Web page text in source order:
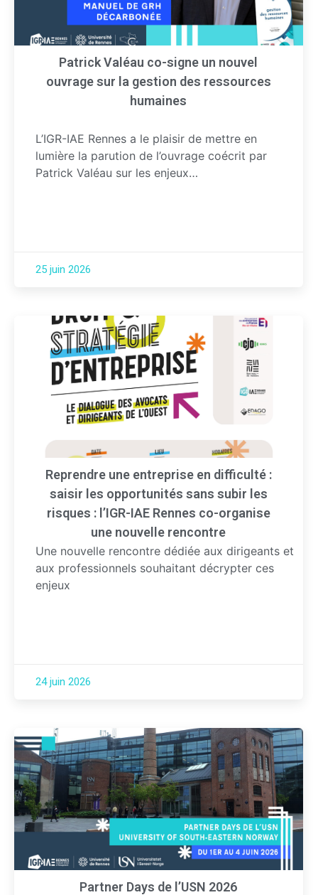
Patrick Valéau co-signe un nouvel
ouvrage sur la gestion des ressources
humaines
L’IGR-IAE Rennes a le plaisir de mettre en
lumière la parution de l’ouvrage coécrit par
Patrick Valéau sur les enjeux…
25 juin 2026
Reprendre une entreprise en difficulté :
saisir les opportunités sans subir les
risques : l’IGR-IAE Rennes co-organise
une nouvelle rencontre
Une nouvelle rencontre dédiée aux dirigeants et
aux professionnels souhaitant décrypter ces
enjeux
24 juin 2026
Partner Days de l’USN 2026